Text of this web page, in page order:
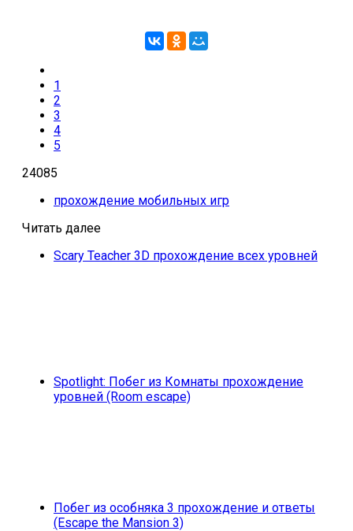
1
2
3
4
5
24085
прохождение мобильных игр
Читать далее
Scary Teacher 3D прохождение всех уровней
Spotlight: Побег из Комнаты прохождение
уровней (Room escape)
Побег из особняка 3 прохождение и ответы
(Escape the Mansion 3)